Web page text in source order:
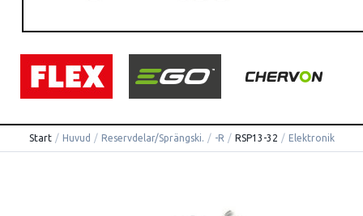
Start / Huvud / Reservdelar/Sprängski. / -R / RSP13-32 / Elektronik